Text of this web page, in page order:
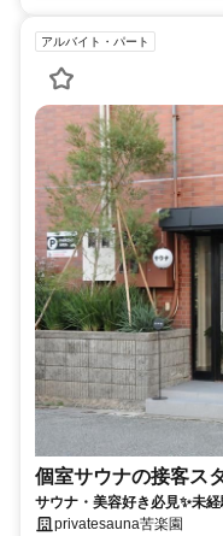
アルバイト・パート
個室サウナの接客ス
サウナ・美容好き必見✨未
privatesauna苦楽園